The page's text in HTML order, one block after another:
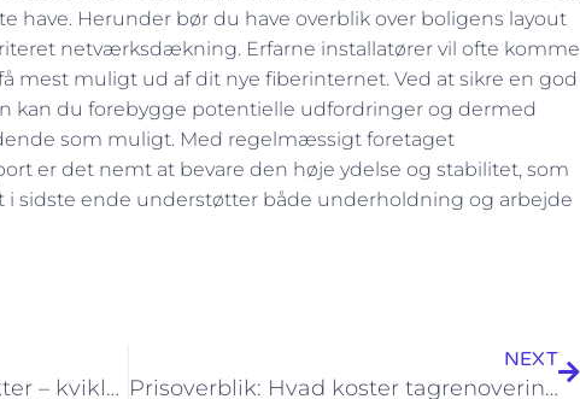
have. Herunder bør du have overblik over boligens layout
netværksdækning. Erfarne installatører vil ofte komme
mest muligt ud af dit nye fiberinternet. Ved at sikre en god
kan du forebygge potentielle udfordringer og dermed
som muligt. Med regelmæssigt foretaget
er det nemt at bevare den høje ydelse og stabilitet, som
i sidste ende understøtter både underholdning og arbejde
Finansiering af byggeprojekter – kviklån og alternativer
NEXT
Prisoverblik: Hvad koster tagrenovering og nyt tag i 2026?